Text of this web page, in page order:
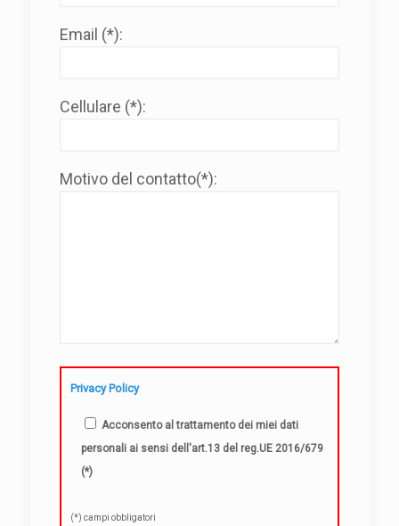
Email (*):
Cellulare (*):
Motivo del contatto(*):
Privacy Policy
Acconsento al trattamento dei miei dati
personali ai sensi dell'art.13 del reg.UE 2016/679
(*)
(*) campi obbligatori